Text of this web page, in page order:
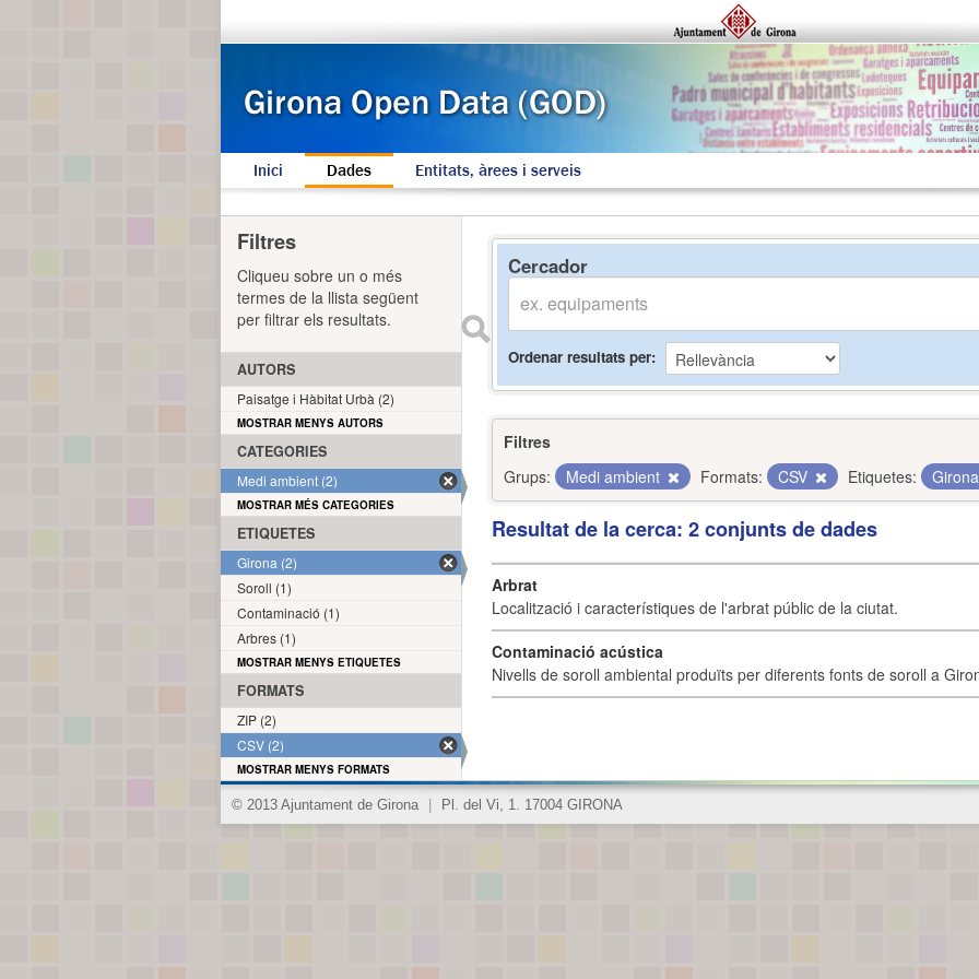
Inici Dades Entitats, àrees i serveis
Cercador
Ordenar resultats per
Filtres
Grups:
Medi ambient Formats: CSV Etiquetes:
Resultat de la cerca: 2 conjunts de dades
Arbrat
Localització i característiques de l'arbrat públic de la ciutat.
Contaminació acústica
Nivells de soroll ambiental produïts per diferents fonts de soroll a
Filtres
Cliqueu sobre un o més
termes de la llista següent
per filtrar els resultats.
AUTORS
Paisatge i Hàbitat Urbà (2)
MOSTRAR MENYS AUTORS
CATEGORIES
Medi ambient (2)
MOSTRAR MÉS CATEGORIES
ETIQUETES
Girona (2)
Soroll (1)
Contaminació (1)
Arbres (1)
MOSTRAR MENYS ETIQUETES
FORMATS
ZIP (2)
CSV (2)
MOSTRAR MENYS FORMATS
© 2013 Ajuntament de Girona Pl. del Vi, 1. 17004 GIRONA